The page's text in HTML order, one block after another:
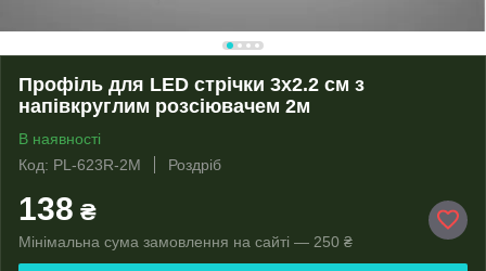
Профіль для LED стрічки 3х2.2 см з
напівкруглим розсіювачем 2м
В наявності
Код: PL-623R-2M
Роздріб
138 ₴
Мінімальна сума замовлення на сайті — 250 ₴